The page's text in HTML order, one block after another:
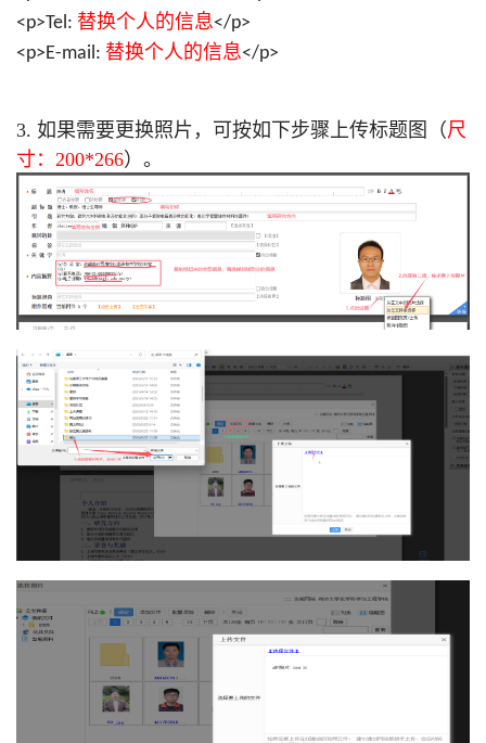
<p>Tel: 替换个人的信息</p>
<p>E-mail: 替换个人的信息</p>
3. 如果需要更换照片，可按如下步骤上传标题图（尺
寸：200*266）。